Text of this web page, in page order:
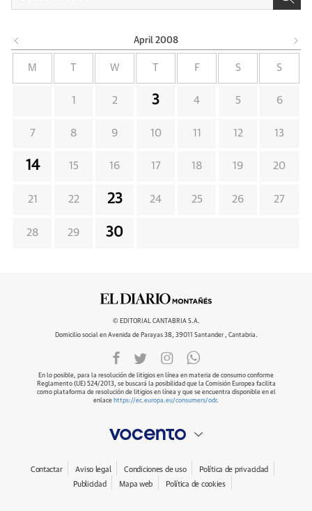
April 2008
M W F S S
1 2 3 4 5 6
7 8 9 10 11 12 13
14 15 16 17 18 19 20
21 22 23 24 25 26 27
28 29 30
© EDITORIAL CANTABRIA S.A.
Domicilio social en Avenida de Parayas 38, 39011 Santander , Cantabria.
En lo posible, para la resolución de litigios en línea en materia de consumo conforme
Reglamento (UE) 524/2013, se buscará la posibilidad que la Comisión Europea facilita
como plataforma de resolución de litigios en línea y que se encuentra disponible en el
enlace https://ec.europa.eu/consumers/odr.
Contactar Aviso legal Condiciones de uso
Política de privacidad
Publicidad
Mapa web Política de cookies